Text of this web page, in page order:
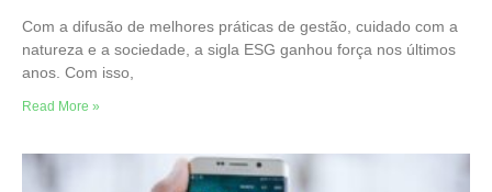
Com a difusão de melhores práticas de gestão, cuidado com a
natureza e a sociedade, a sigla ESG ganhou força nos últimos
anos. Com isso,
Read More »